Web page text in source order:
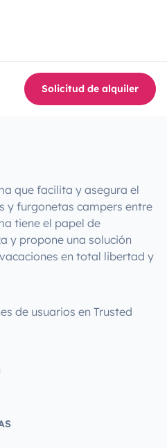
Solicitud de alquiler
que facilita y asegura el
y furgonetas campers entre
tiene el papel de
y propone una solución
en total libertad y
de usuarios en Trusted